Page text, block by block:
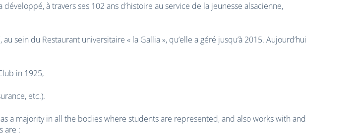
à travers ses 102 ans d’histoire au service de la jeunesse alsacienne,
sein du Restaurant universitaire « la Gallia », qu’elle a géré jusqu’à 2015. Aujourd’hui
in 1925,
etc.).
a majority in all the bodies where students are represented, and also works with and
are :